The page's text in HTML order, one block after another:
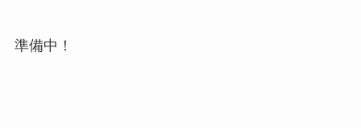
準備中！